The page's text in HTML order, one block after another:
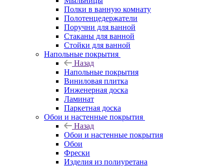
Полки в ванную комнату
Полотенцедержатели
Поручни для ванной
Стаканы для ванной
Стойки для ванной
Напольные покрытия
Назад
Напольные покрытия
Виниловая плитка
Инженерная доска
Ламинат
Паркетная доска
Обои и настенные покрытия
Назад
Обои и настенные покрытия
Обои
Фрески
Изделия из полиуретана